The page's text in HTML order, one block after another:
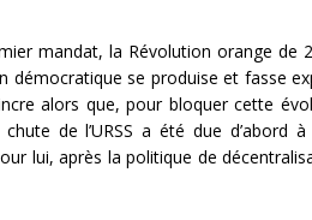
mandat, la Révolution orange de
se produise et fasse
alors que, pour bloquer cette
de l’URSS a été due d’abord
lui, après la politique de